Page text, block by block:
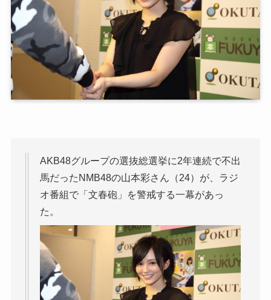
AKB48グループの選抜総選挙に2年連続で不出
馬だったNMB48の山本彩さん（24）が、ラジ
オ番組で「文春砲」を警戒する一幕があっ
た。